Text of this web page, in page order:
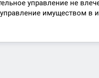
управление не
имуществом в